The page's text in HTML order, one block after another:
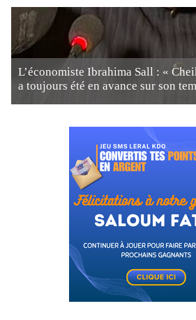
L’économiste Ibrahima Sall : «
a toujours été en avance sur son